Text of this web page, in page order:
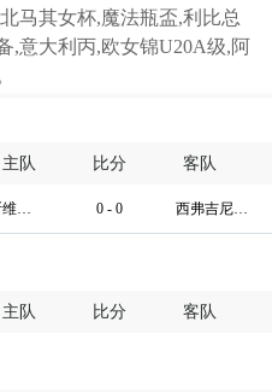
马其女杯,魔法瓶盃,利比总
,意大利丙,欧女锦U20A级,阿
主队 比分 客队
路易斯维尔城B队 0 - 0 西弗吉尼亚联盟
主队 比分 客队